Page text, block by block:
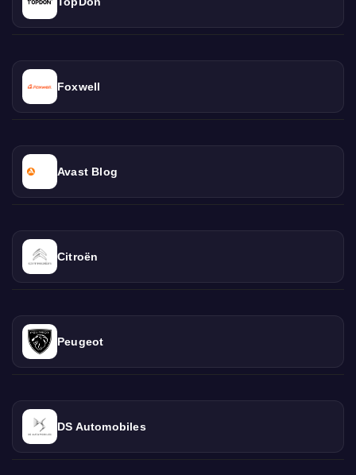
Foxwell
Avast Blog
Citroën
Peugeot
DS Automobiles